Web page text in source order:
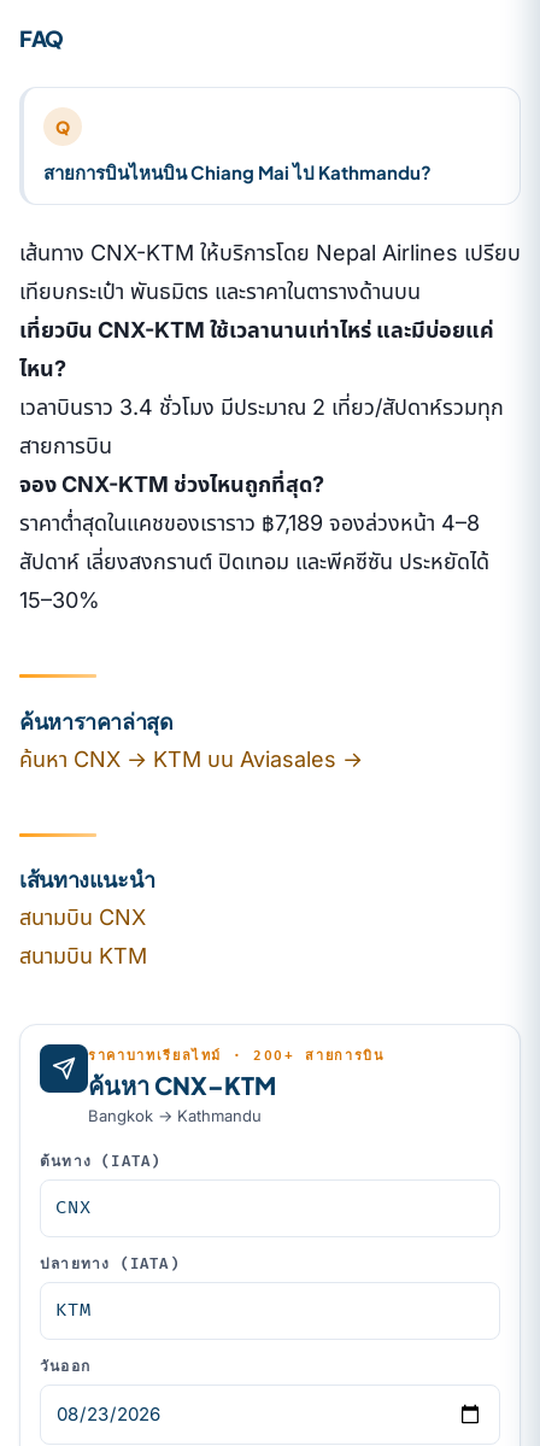
FAQ
Q
สายการบินไหนบิน Chiang Mai ไป Kathmandu?
เส้นทาง CNX-KTM ให้บริการโดย Nepal Airlines เปรียบ
เทียบกระเป๋า พันธมิตร และราคาในตารางด้านบน
เที่ยวบิน CNX-KTM ใช้เวลานานเท่าไหร่ และมีบ่อยแค่
ไหน?
เวลาบินราว 3.4 ชั่วโมง มีประมาณ 2 เที่ยว/สัปดาห์รวมทุก
สายการบิน
จอง CNX-KTM ช่วงไหนถูกที่สุด?
ราคาต่ำสุดในแคชของเราราว ฿7,189 จองล่วงหน้า 4–8
สัปดาห์ เลี่ยงสงกรานต์ ปิดเทอม และพีคซีซัน ประหยัดได้
15–30%
ค้นหาราคาล่าสุด
ค้นหา CNX → KTM บน Aviasales →
เส้นทางแนะนำ
สนามบิน CNX
สนามบิน KTM
ราคาบาทเรียลไทม์ · 200+ สายการบิน
ค้นหา CNX–KTM
Bangkok → Kathmandu
ต้นทาง (IATA)
ปลายทาง (IATA)
วันออก